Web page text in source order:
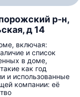
р-н,
д 14
включая:
и список
в доме,
как год
и использованные
компании: её